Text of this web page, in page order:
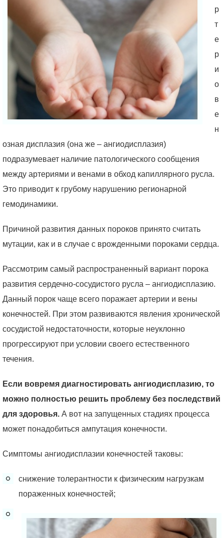
р
т
е
р
и
о
в
е
н
озная дисплазия (она же – ангиодисплазия)
подразумевает наличие патологического сообщения
между артериями и венами в обход капиллярного русла.
Это приводит к грубому нарушению регионарной
гемодинамики.
Причиной развития данных пороков принято считать
мутации, как и в случае с врожденными пороками сердца.
Рассмотрим самый распространенный вариант порока
развития сердечно-сосудистого русла – ангиодисплазию.
Данный порок чаще всего поражает артерии и вены
конечностей. При этом развиваются явления хронической
сосудистой недостаточности, которые неуклонно
прогрессируют при условии своего естественного
течения.
Если вовремя диагностировать ангиодисплазию, то
можно полностью решить проблему без последствий
для здоровья. А вот на запущенных стадиях процесса
может понадобиться ампутация конечности.
Симптомы ангиодисплазии конечностей таковы:
снижение толерантности к физическим нагрузкам
пораженных конечностей;